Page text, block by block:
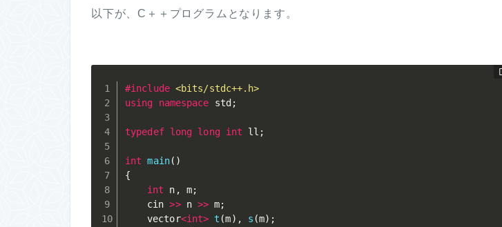
以下が、C＋＋プログラムとなります。
#include <bits/stdc++.h>
using
namespace std ;
typedef long long int ll ;
int main( )
{
int n , m;
	cin
>> n >> m;
	vector
<int> t (m) , s (m) ;